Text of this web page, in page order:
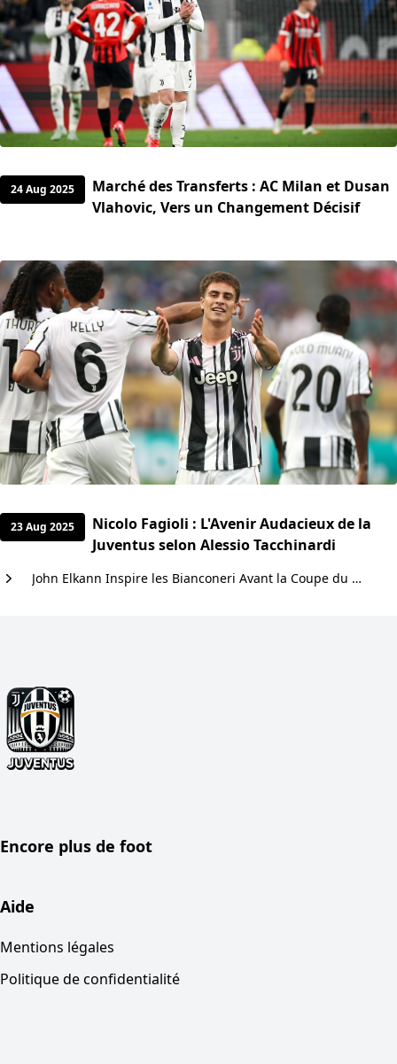
24 Aug 2025
Marché des Transferts : AC Milan et Dusan
Vlahovic, Vers un Changement Décisif
23 Aug 2025
Nicolo Fagioli : L'Avenir Audacieux de la
Juventus selon Alessio Tacchinardi
John Elkann Inspire les Bianconeri Avant la Coupe du Monde des Clubs
Encore plus de foot
Aide
Mentions légales
Politique de confidentialité